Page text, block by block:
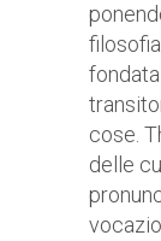
cose.
delle